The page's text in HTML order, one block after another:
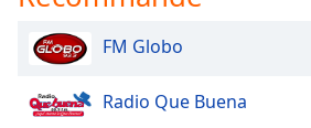
dialog
window.
FM Globo
Radio Que Buena